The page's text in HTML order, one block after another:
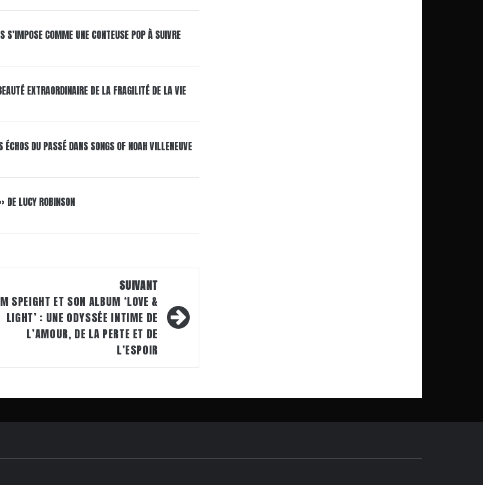
COMME UNE CONTEUSE POP À SUIVRE
EXTRAORDINAIRE DE LA FRAGILITÉ DE LA VIE
DU PASSÉ DANS SONGS OF NOAH VILLENEUVE
LUCY ROBINSON
SUIVANT
SPEIGHT ET SON ALBUM ‘LOVE &
LIGHT’ : UNE ODYSSÉE INTIME DE
L’AMOUR, DE LA PERTE ET DE
L’ESPOIR